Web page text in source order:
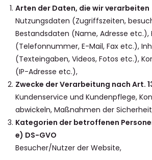
Arten der Daten, die wir verarbeiten
Nutzungsdaten (Zugriffszeiten,
Bestandsdaten (Name, Adresse
(Telefonnummer, E-Mail, Fax etc.),
(Texteingaben, Videos, Fotos etc.),
(IP-Adresse etc.),
Zwecke der Verarbeitung nach Art.
Kundenservice und Kundenpflege,
abwickeln, Maßnahmen der
Kategorien der betroffenen
e) DS-GVO
Besucher/Nutzer der Website,